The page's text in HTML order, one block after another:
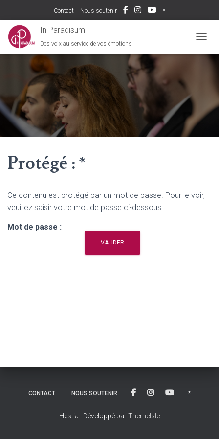
Contact Nous soutenir *
In Paradisum
Des voix au service de vos émotions
Protégé : *
Ce contenu est protégé par un mot de passe. Pour le voir,
veuillez saisir votre mot de passe ci-dessous :
Mot de passe :
CONTACT NOUS SOUTENIR *
Hestia | Développé parThemeIsle